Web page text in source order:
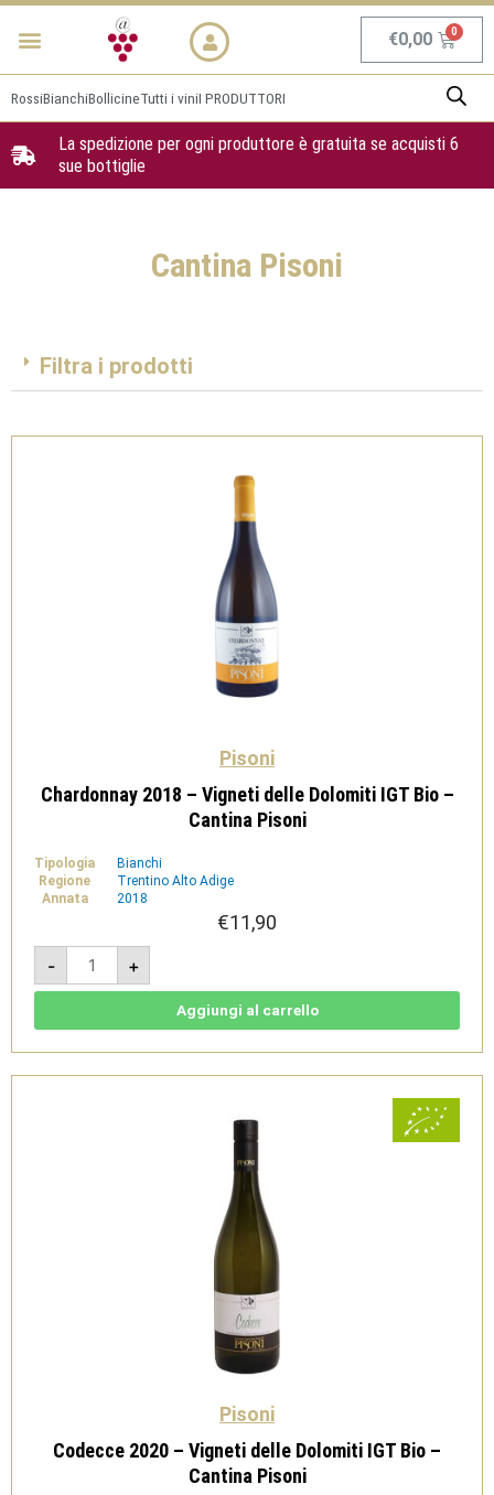
Vai
Menu €0,00
RossiBianchiBollicineTutti i viniI PRODUTTORI
La spedizione per ogni produttore è gratuita se acquisti 6
sue bottiglie
Cantina Pisoni
Filtra i prodotti
Pisoni
Chardonnay 2018 – Vigneti delle Dolomiti IGT Bio –
Cantina Pisoni
Tipologia
Bianchi
Regione
Trentino Alto Adige
Annata
2018
€11,90
-
Chardonnay
2018
-
Vigneti
Bio
Cantina
+
Aggiungi al carrello
Pisoni
Codecce 2020 – Vigneti delle Dolomiti IGT Bio –
Cantina Pisoni